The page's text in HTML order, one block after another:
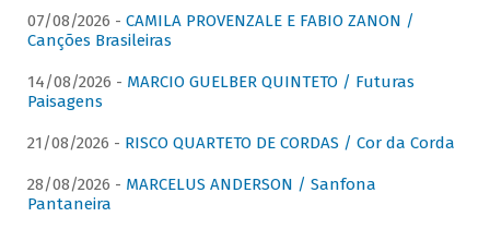
07/08/2026 - CAMILA PROVENZALE E FABIO ZANON /
Canções Brasileiras
14/08/2026 - MARCIO GUELBER QUINTETO / Futuras
Paisagens
21/08/2026 - RISCO QUARTETO DE CORDAS / Cor da Corda
28/08/2026 - MARCELUS ANDERSON / Sanfona
Pantaneira